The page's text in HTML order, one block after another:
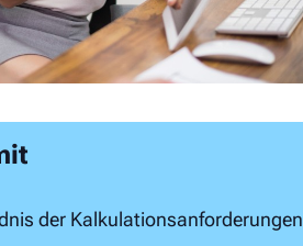
der Kalkulationsanforderungen